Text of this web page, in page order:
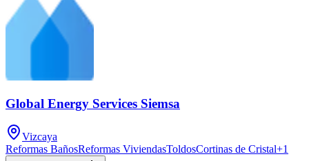
Global Energy Services Siemsa
Vizcaya
Reformas BañosReformas ViviendasToldosCortinas de Cristal+1